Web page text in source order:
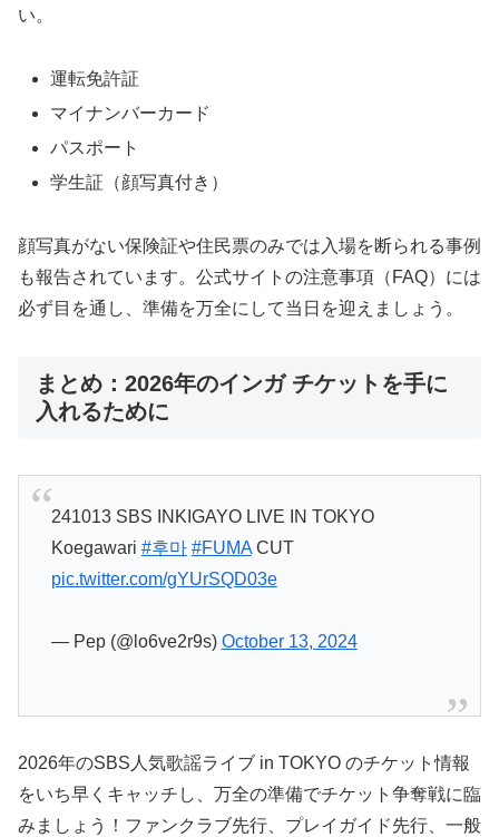
い。
運転免許証
マイナンバーカード
パスポート
学生証（顔写真付き）
顔写真がない保険証や住民票のみでは入場を断られる事例
も報告されています。公式サイトの注意事項（FAQ）には
必ず目を通し、準備を万全にして当日を迎えましょう。
まとめ：2026年のインガ チケットを手に
入れるために
241013 SBS INKIGAYO LIVE IN TOKYO
Koegawari #후마 #FUMACUT
pic.twitter.com/gYUrSQD03e
— Pep (@lo6ve2r9s) October 13, 2024
2026年のSBS人気歌謡ライブ in TOKYO のチケット情報
をいち早くキャッチし、万全の準備でチケット争奪戦に臨
みましょう！ファンクラブ先行、プレイガイド先行、一般